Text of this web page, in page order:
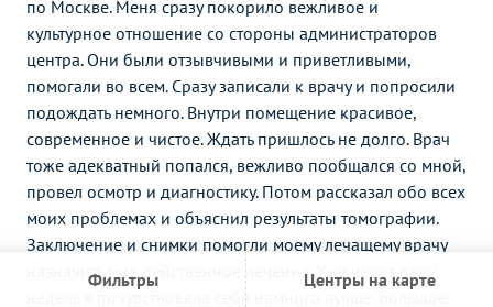
Фильтры Центры на карте
по Москве. Меня сразу покорило вежливое и
культурное отношение со стороны администраторов
центра. Они были отзывчивыми и приветливыми,
помогали во всем. Сразу записали к врачу и попросили
подождать немного. Внутри помещение красивое,
современное и чистое. Ждать пришлось не долго. Врач
тоже адекватный попался, вежливо пообщался со мной,
провел осмотр и диагностику. Потом рассказал обо всех
моих проблемах и объяснил результаты томографии.
Заключение и снимки помогли моему лечащему врачу
назначить мне действенное лечение. Уже через пару
недель я почувствовала себя намного лучше. Большое